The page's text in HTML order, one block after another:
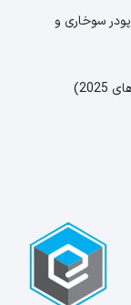
سوخاری و